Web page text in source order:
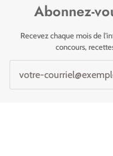
Abonnez-
Recevez chaque mois de
concours,